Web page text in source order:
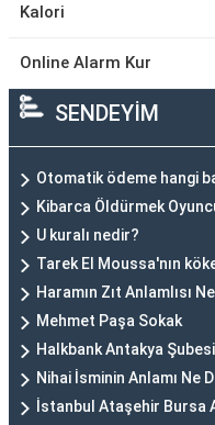
Kalori
Online Alarm Kur
SENDEYİM
Otomatik ödeme hangi
Kibarca Öldürmek
U kuralı nedir?
Tarek El Moussa'nın
Haramın Zıt Anlamlısı
Mehmet Paşa Sokak
Halkbank Antakya
Nihai İsminin Anlamı Ne
İstanbul Ataşehir Bursa